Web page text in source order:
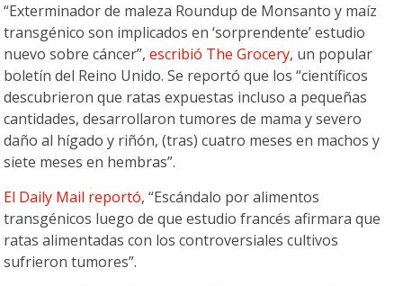
“Exterminador de maleza Roundup de Monsanto y maíz
transgénico son implicados en ‘sorprendente’ estudio
nuevo sobre cáncer”,escribió The Grocery, un popular
boletín del Reino Unido. Se reportó que los “científicos
descubrieron que ratas expuestas incluso a pequeñas
cantidades, desarrollaron tumores de mama y severo
daño al hígado y riñón, (tras) cuatro meses en machos y
siete meses en hembras”.
El Daily Mail reportó, “Escándalo por alimentos
transgénicos luego de que estudio francés afirmara que
ratas alimentadas con los controversiales cultivos
sufrieron tumores”.